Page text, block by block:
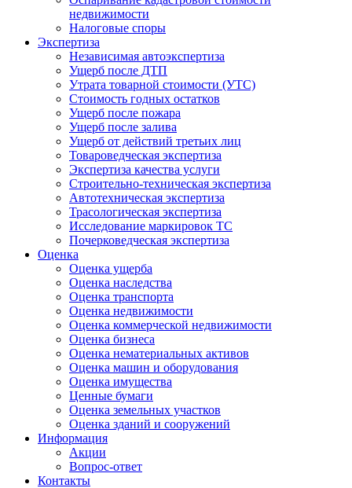
недвижимости
Налоговые споры
Экспертиза
Независимая автоэкспертиза
Ущерб после ДТП
Утрата товарной стоимости (УТС)
Стоимость годных остатков
Ущерб после пожара
Ущерб после залива
Ущерб от действий третьих лиц
Товароведческая экспертиза
Экспертиза качества услуги
Строительно-техническая экспертиза
Автотехническая экспертиза
Трасологическая экспертиза
Исследование маркировок ТС
Почерковедческая экспертиза
Оценка
Оценка ущерба
Оценка наследства
Оценка транспорта
Оценка недвижимости
Оценка коммерческой недвижимости
Оценка бизнеса
Оценка нематериальных активов
Оценка машин и оборудования
Оценка имущества
Ценные бумаги
Оценка земельных участков
Оценка зданий и сооружений
Информация
Акции
Вопрос-ответ
Контакты